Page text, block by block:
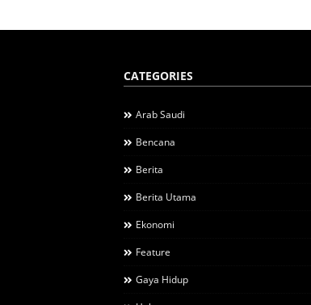
CATEGORIES
Arab Saudi
Bencana
Berita
Berita Utama
Ekonomi
Feature
Gaya Hidup